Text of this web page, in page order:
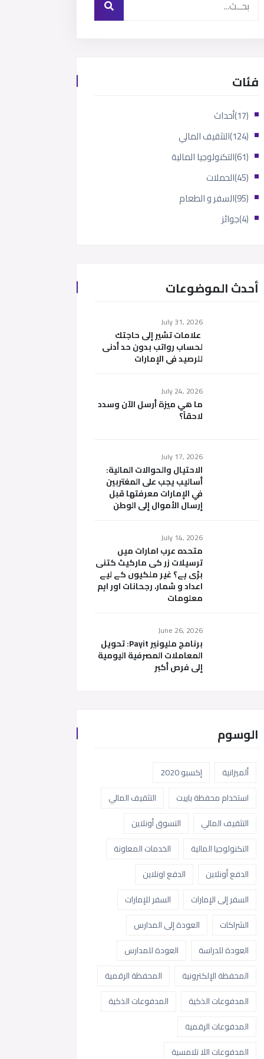
فئات
أحداث
(17)
التثقيف المالي
(124)
التكنولوجيا المالية
(61)
الحملات
(45)
السفر و الطعام
(95)
جوائز (4)
أحدث الموضوعات
July 31, 2026
علامات تشير إلى حاجتك
لحساب رواتب بدون حد أدنى
للرصيد في الإمارات
July 24, 2026
ما هي ميزة أرسل الآن وسدد
لاحقاً؟
July 17, 2026
الاحتيال والحوالات المالية:
أساليب يجب على المغتربين
في الإمارات معرفتها قبل
إرسال الأموال إلى الوطن
July 14, 2026
متحدہ عرب امارات میں
ترسیلات زر کی مارکیٹ کتنی
بڑی ہے؟ غیر ملکیوں کے لیے
اعداد و شمار، رجحانات اور اہم
معلومات
June 26, 2026
برنامج مليونير Payit: تحويل
المعاملات المصرفية اليومية
إلى فرص أكبر
الوسوم
ألميزانية
إكسبو 2020
استخدام محفظة باييت
التثقيف المالي
التثقيف المالي
التسوق أونلاين
التكنولوجيا المالية
الخدمات المعاونة
الدفع أونلاين
الدفع اونلاين
السفر إلى الإمارات
السفر للإمارات
الشراكات
العودة إلى المدارس
العودة للدراسة
العودة للمدارس
المحفظة الإلكترونية
المحفظة الرقمية
المدفوعات الذكية
المدفوعات الذكية
المدفوعات الرقمية
المدفوعات اللا تلامسية